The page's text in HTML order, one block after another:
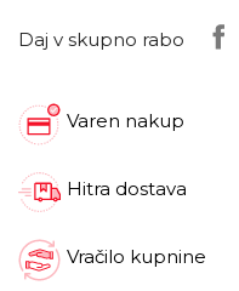
Daj v skupno rabo
Varen nakup
Hitra dostava
Vračilo kupnine